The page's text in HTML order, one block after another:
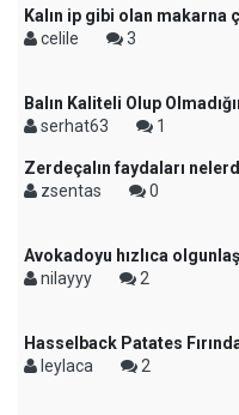
Kalın ip gibi olan makarna
celile
3
Balın Kaliteli Olup
serhat63
1
Zerdeçalın faydaları
zsentas
0
Avokadoyu hızlıca
nilayyy
2
Hasselback Patates
leylaca
2